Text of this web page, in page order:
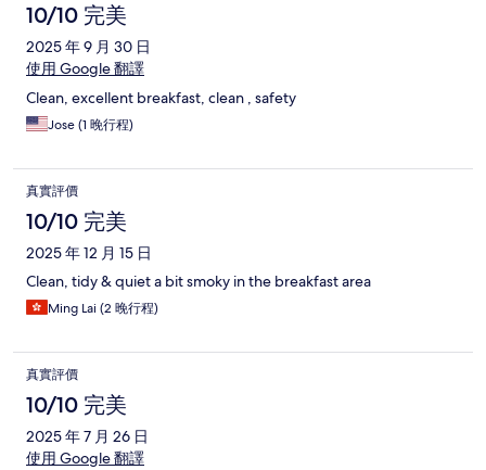
10/10 完美
2025 年 9 月 30 日
使用 Google 翻譯
Clean, excellent breakfast, clean , safety
Jose (1 晚行程)
真實評價
10/10 完美
2025 年 12 月 15 日
Clean, tidy & quiet a bit smoky in the breakfast area
Ming Lai (2 晚行程)
真實評價
10/10 完美
2025 年 7 月 26 日
使用 Google 翻譯